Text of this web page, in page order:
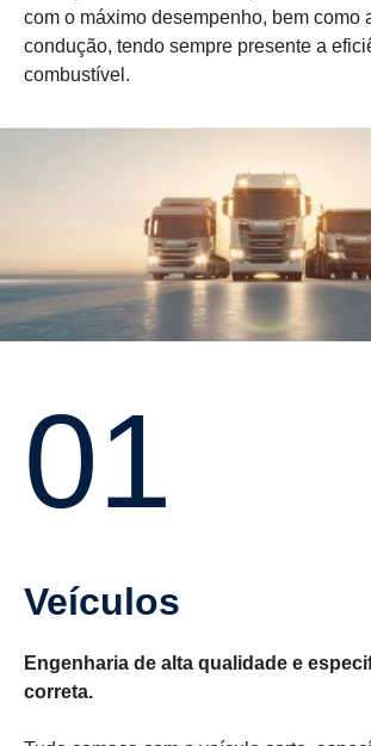
com o máximo desempenho, bem como
condução, tendo sempre presente a
combustível.
01
Veículos
Engenharia de alta qualidade e
correta.